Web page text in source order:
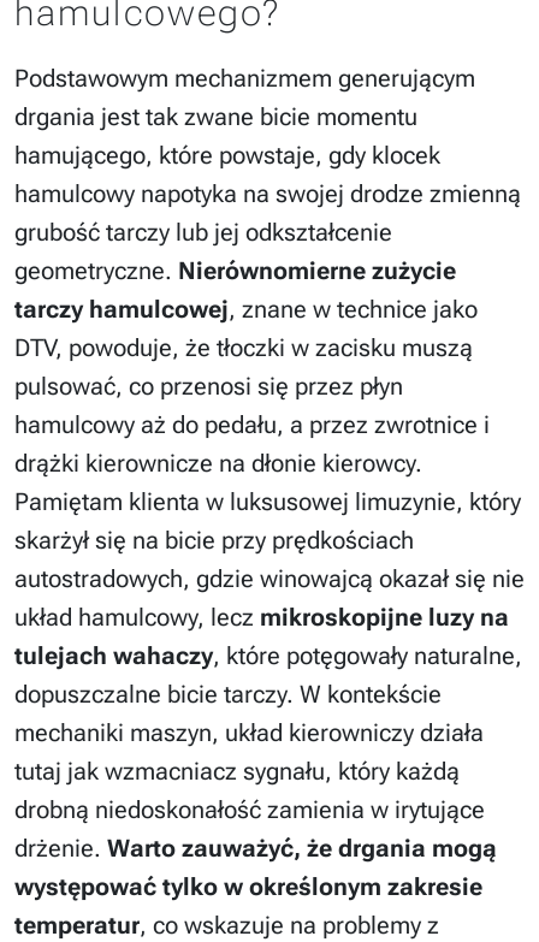
hamulcowego?
Podstawowym mechanizmem generującym
drgania jest tak zwane bicie momentu
hamującego, które powstaje, gdy klocek
hamulcowy napotyka na swojej drodze zmienną
grubość tarczy lub jej odkształcenie
geometryczne. Nierównomierne zużycie
tarczy hamulcowej, znane w technice jako
DTV, powoduje, że tłoczki w zacisku muszą
pulsować, co przenosi się przez płyn
hamulcowy aż do pedału, a przez zwrotnice i
drążki kierownicze na dłonie kierowcy.
Pamiętam klienta w luksusowej limuzynie, który
skarżył się na bicie przy prędkościach
autostradowych, gdzie winowajcą okazał się nie
układ hamulcowy, lecz mikroskopijne luzy na
tulejach wahaczy, które potęgowały naturalne,
dopuszczalne bicie tarczy. W kontekście
mechaniki maszyn, układ kierowniczy działa
tutaj jak wzmacniacz sygnału, który każdą
drobną niedoskonałość zamienia w irytujące
drżenie. Warto zauważyć, że drgania mogą
występować tylko w określonym zakresie
temperatur, co wskazuje na problemy z